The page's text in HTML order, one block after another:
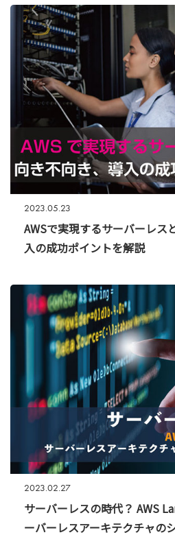
2023.05.23
AWSで実現するサーバーレス
入の成功ポイントを解説
2023.02.27
サーバーレスの時代？ AWS
ーバーレスアーキテクチャの